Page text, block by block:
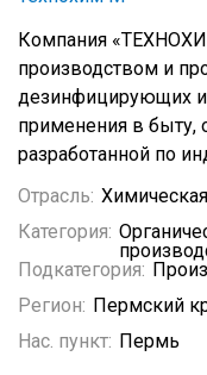
Компания
производством и
дезинфицирующих и
применения в быту,
разработанной по
Отрасль:
Категория:
Подкатегория:
Регион: Пермский
Нас. пункт: Пермь